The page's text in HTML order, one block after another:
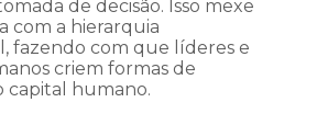
de decisão. Isso mexe
com a hierarquia
fazendo com que líderes e
criem formas de
capital humano.